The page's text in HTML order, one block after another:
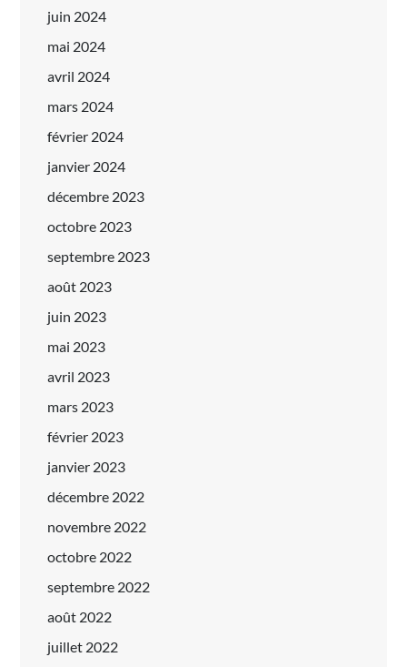
juin 2024
mai 2024
avril 2024
mars 2024
février 2024
janvier 2024
décembre 2023
octobre 2023
septembre 2023
août 2023
juin 2023
mai 2023
avril 2023
mars 2023
février 2023
janvier 2023
décembre 2022
novembre 2022
octobre 2022
septembre 2022
août 2022
juillet 2022